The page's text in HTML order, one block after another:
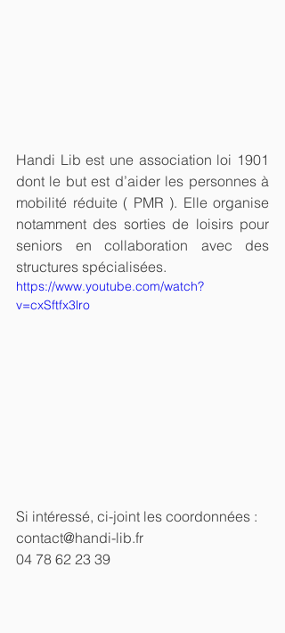
Handi Lib est une association loi 1901
dont le but est d’aider les personnes à
mobilité réduite ( PMR ). Elle organise
notamment des sorties de loisirs pour
seniors en collaboration avec des
structures spécialisées.
https://www.youtube.com/watch?
v=cxSftfx3lro
Si intéressé, ci-joint les coordonnées :
contact@handi-lib.fr
04 78 62 23 39